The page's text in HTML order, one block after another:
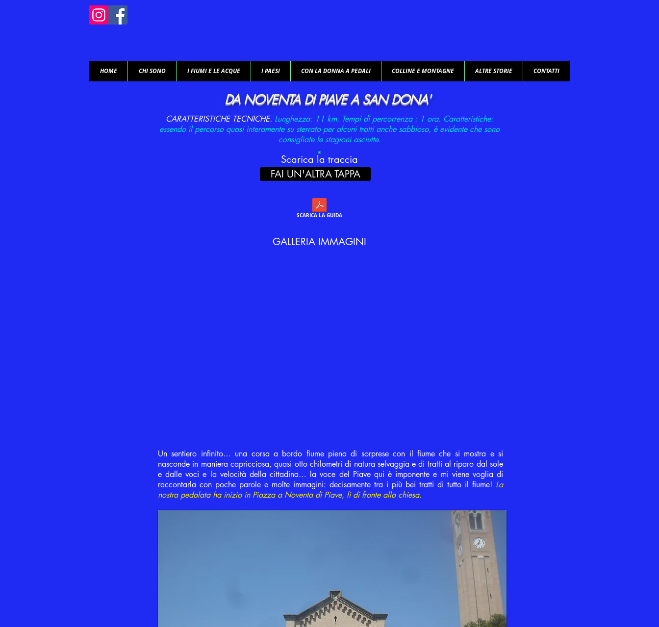
HOME CHI SONO I FIUMI E LE ACQUE I PAESI CON LA DONNA A PEDALI COLLINE E MONTAGNE ALTRE STORIE CONTATTI
DA NOVENTA DI PIAVE A SAN DONA'
CARATTERISTICHE TECNICHE. Lunghezza: 11 km. Tempi di percorrenza : 1 ora. Caratteristiche:
essendo il percorso quasi interamente su sterrato per alcuni tratti anche sabbioso, è evidente che sono
consigliate le stagioni asciutte.
Scarica la traccia
FAI UN'ALTRA TAPPA
SCARICA LA GUIDA
GALLERIA IMMAGINI
Un sentiero infinito… una corsa a bordo fiume piena di sorprese con il fiume che si mostra e si
nasconde in maniera capricciosa, quasi otto chilometri di natura selvaggia e di tratti al riparo dal sole
e dalle voci e la velocità della cittadina… la voce del Piave qui è imponente e mi viene voglia di
raccontarla con poche parole e molte immagini: decisamente tra i più bei tratti di tutto il fiume! La
nostra pedalata ha inizio in Piazza a Noventa di Piave, lì di fronte alla chiesa.